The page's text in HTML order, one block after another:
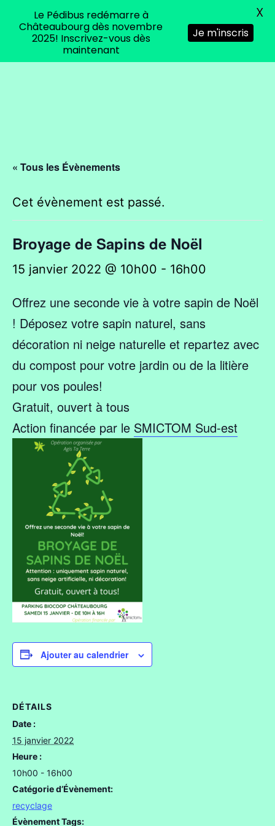
environnement
Chateaubourg
Menu
« Tous les Évènements
Cet évènement est passé.
Broyage de Sapins de Noël
15 janvier 2022 @ 10h00 - 16h00
Offrez une seconde vie à votre sapin de Noël
! Déposez votre sapin naturel, sans
décoration ni neige naturelle et repartez avec
du compost pour votre jardin ou de la litière
pour vos poules!
Gratuit, ouvert à tous
Action financée par le SMICTOM Sud-est
Ajouter au calendrier
DÉTAILS
Date :
15 janvier 2022
Heure :
10h00 - 16h00
Catégorie d’Évènement:
recyclage
Évènement Tags:
Le Pédibus redémarre à
Châteaubourg dès novembre
2025! Inscrivez-vous dès
maintenant
Je m'inscris
X